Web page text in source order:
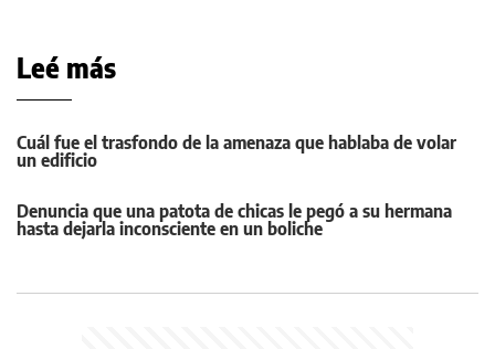
Leé más
Cuál fue el trasfondo de la amenaza que hablaba de volar
un edificio
Denuncia que una patota de chicas le pegó a su hermana
hasta dejarla inconsciente en un boliche